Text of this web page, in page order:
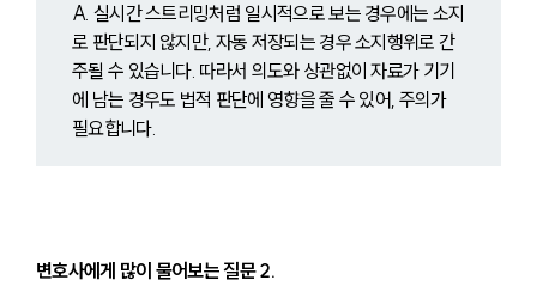
A. 실시간 스트리밍처럼 일시적으로 보는 경우에는 소지
로 판단되지 않지만, 자동 저장되는 경우 소지행위로 간
주될 수 있습니다. 따라서 의도와 상관없이 자료가 기기
에 남는 경우도 법적 판단에 영향을 줄 수 있어, 주의가
필요합니다.
변호사에게 많이 물어보는 질문 2.